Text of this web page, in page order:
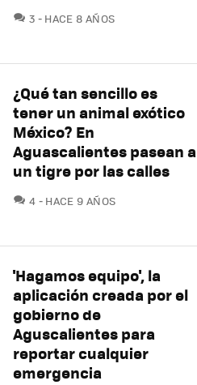
3 COMENTARIOS
HACE 8 AÑOS
¿Qué tan sencillo es
tener un animal exótico
México? En
Aguascalientes pasean a
un tigre por las calles
4 COMENTARIOS
HACE 9 AÑOS
'Hagamos equipo', la
aplicación creada por el
gobierno de
Aguscalientes para
reportar cualquier
emergencia